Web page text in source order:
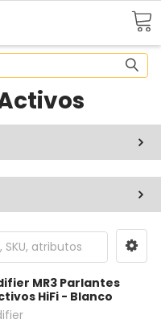
MR3 Parlantes
HiFi - Blanco